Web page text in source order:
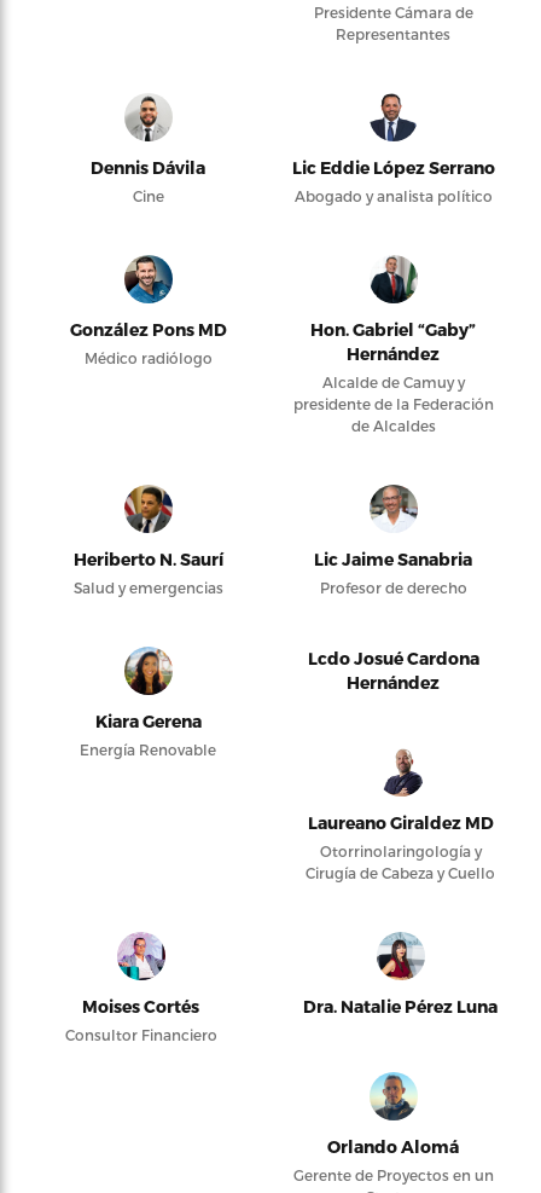
Presidente Cámara de
Representantes
Dennis Dávila
Cine
Lic Eddie López Serrano
Abogado y analista político
González Pons MD
Médico radiólogo
Hon. Gabriel “Gaby”
Hernández
Alcalde de Camuy y
presidente de la Federación
de Alcaldes
Heriberto N. Saurí
Salud y emergencias
Lic Jaime Sanabria
Profesor de derecho
Kiara Gerena
Energía Renovable
Lcdo Josué Cardona
Hernández
Laureano Giraldez MD
Otorrinolaringología y
Cirugía de Cabeza y Cuello
Moises Cortés
Consultor Financiero
Dra. Natalie Pérez Luna
Orlando Alomá
Gerente de Proyectos en un